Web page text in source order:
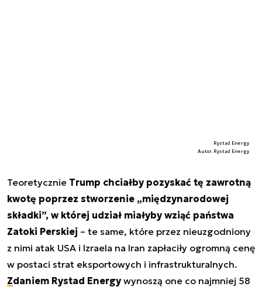
Rystad Energy
Autor. Rystad Energy
Teoretycznie Trump chciałby pozyskać tę zawrotną
kwotę poprzez stworzenie „międzynarodowej
składki”, w której udział miałyby wziąć państwa
Zatoki Perskiej – te same, które przez nieuzgodniony
z nimi atak USA i Izraela na Iran zapłaciły ogromną cenę
w postaci strat eksportowych i infrastrukturalnych.
Zdaniem Rystad Energywynoszą one co najmniej 58